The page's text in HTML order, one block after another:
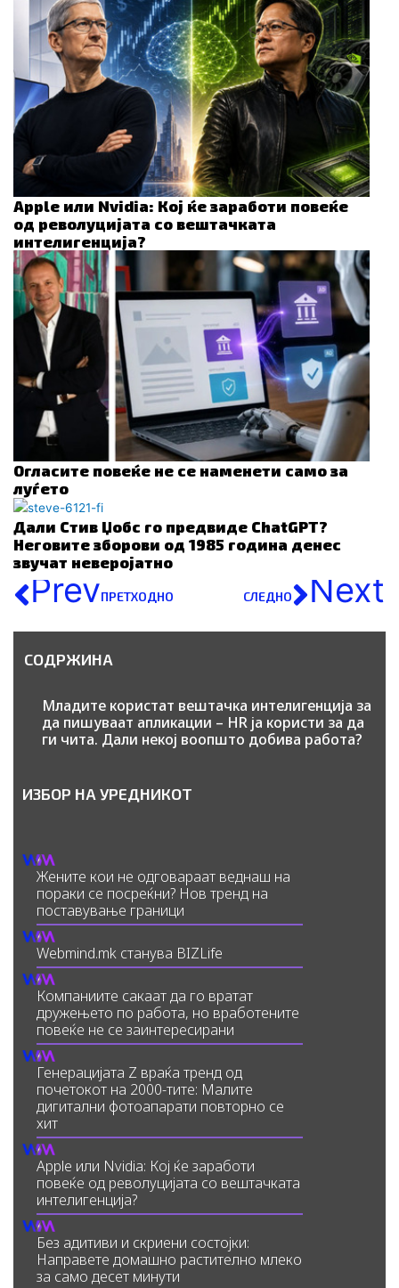
Apple или Nvidia: Кој ќе заработи повеќе
од револуцијата со вештачката
интелигенција?
Огласите повеќе не се наменети само за
луѓето
Дали Стив Џобс го предвиде ChatGPT?
Неговите зборови од 1985 година денес
звучат неверојатно
PrevПРЕТХОДНО СЛЕДНО Next
СОДРЖИНА
Младите користат вештачка интелигенција за
да пишуваат апликации – HR ја користи за да
ги чита. Дали некој воопшто добива работа?
ИЗБОР НА УРЕДНИКОТ
Жените кои не одговараат веднаш на
пораки се посреќни? Нов тренд на
поставување граници
Webmind.mk станува BIZLife
Компаниите сакаат да го вратат
дружењето по работа, но вработените
повеќе не се заинтересирани
Генерацијата Z враќа тренд од
почетокот на 2000-тите: Малите
дигитални фотоапарати повторно се
хит
Apple или Nvidia: Кој ќе заработи
повеќе од револуцијата со вештачката
интелигенција?
Без адитиви и скриени состојки:
Направете домашно растително млеко
за само десет минути